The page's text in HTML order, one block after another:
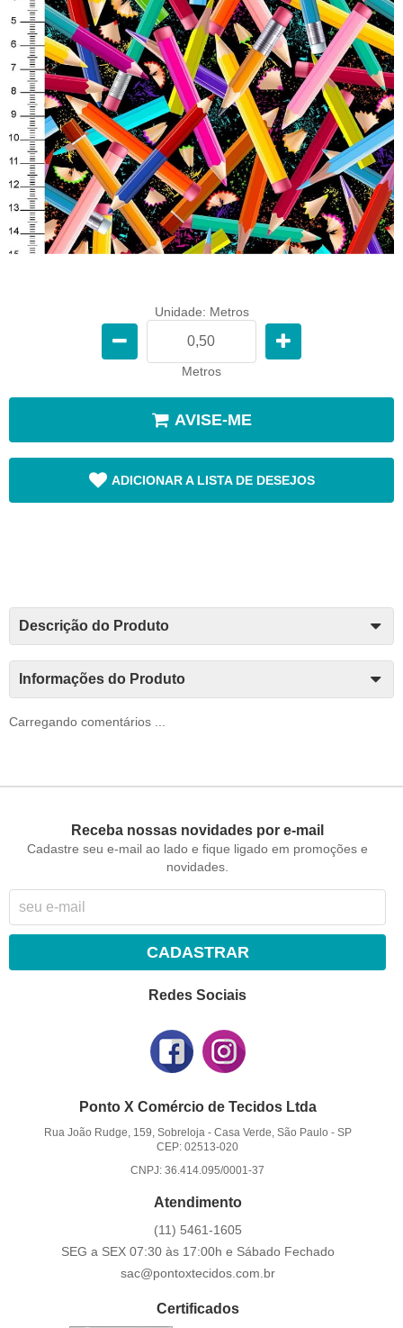
Unidade: Metros
Metros
AVISE-ME
ADICIONAR A LISTA DE DESEJOS
Descrição do Produto
Informações do Produto
Carregando comentários ...
Receba nossas novidades por e-mail
Cadastre seu e-mail ao lado e fique ligado em promoções e
novidades.
CADASTRAR
Redes Sociais
Ponto X Comércio de Tecidos Ltda
Rua João Rudge, 159, Sobreloja- Casa Verde, São Paulo - SP
CEP: 02513-020
CNPJ: 36.414.095/0001-37
Atendimento
(11) 5461-1605
SEG a SEX 07:30 às 17:00h e Sábado Fechado
sac@pontoxtecidos.com.br
Certificados